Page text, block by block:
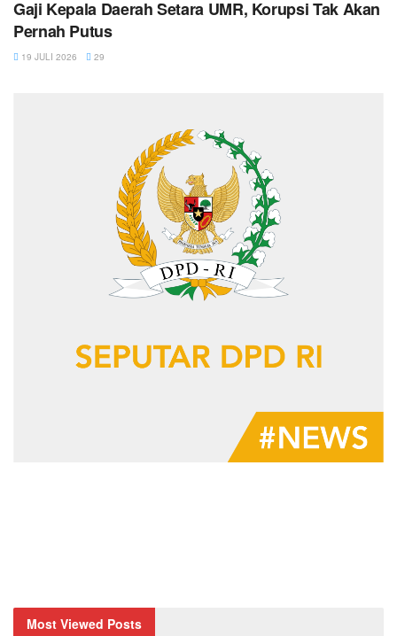
Gaji Kepala Daerah Setara UMR, Korupsi Tak Akan
Pernah Putus
19 JULI 2026 29
Most Viewed Posts